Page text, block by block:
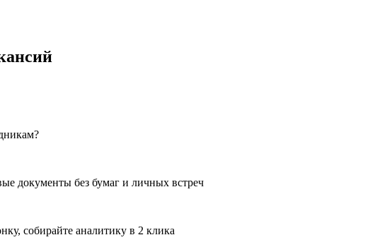
документы без бумаг и личных встреч
собирайте аналитику в 2 клика